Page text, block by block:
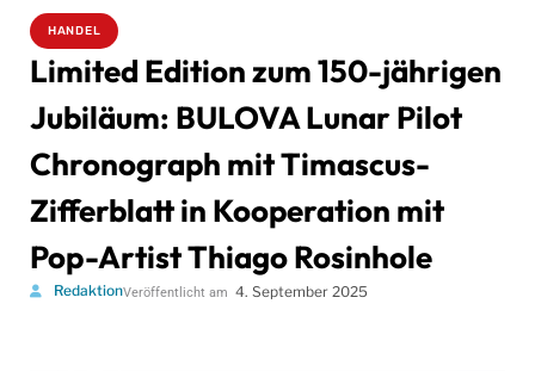
HANDEL
Limited Edition zum 150-jährigen
Jubiläum: BULOVA Lunar Pilot
Chronograph mit Timascus-
Zifferblatt in Kooperation mit
Pop-Artist Thiago Rosinhole
RedaktionVeröffentlicht am 4. September 2025